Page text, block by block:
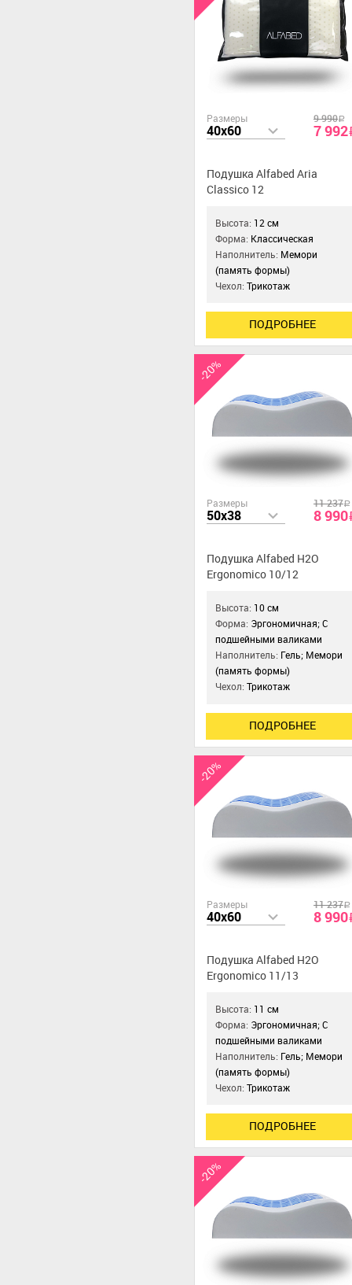
Размеры
40x60
9 990a
7 992
Подушка Alfabed Aria
Classico 12
Высота: 12 см
Форма: Классическая
Наполнитель: Мемори
(память формы)
Чехол:Трикотаж
ПОДРОБНЕЕ
-20%
Размеры
50x38
11 237a
8 990
Подушка Alfabed H2O
Ergonomico 10/12
Высота: 10 см
Форма: Эргономичная; С
подшейными валиками
Наполнитель: Гель; Мемори
(память формы)
Чехол:Трикотаж
ПОДРОБНЕЕ
-20%
Размеры
40x60
11 237a
8 990
Подушка Alfabed H2O
Ergonomico 11/13
Высота: 11 см
Форма: Эргономичная; С
подшейными валиками
Наполнитель: Гель; Мемори
(память формы)
Чехол:Трикотаж
ПОДРОБНЕЕ
-20%